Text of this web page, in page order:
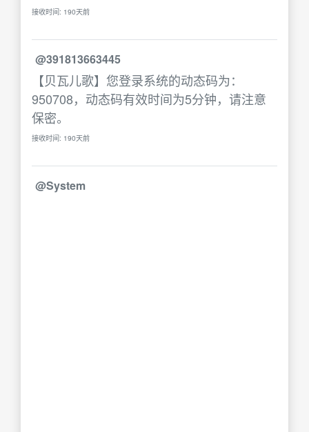
接收时间: 190天前
@391813663445
【贝瓦儿歌】您登录系统的动态码为：
950708，动态码有效时间为5分钟，请注意
保密。
接收时间: 190天前
@System